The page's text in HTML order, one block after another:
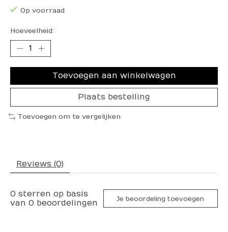
Op voorraad
Hoeveelheid:
Toevoegen aan winkelwagen
Plaats bestelling
Toevoegen om te vergelijken
Reviews (0)
0 sterren op basis
van 0 beoordelingen Je beoordeling toevoegen